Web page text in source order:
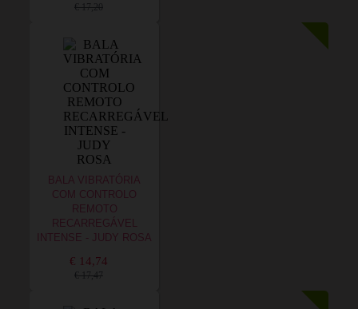
€ 17,20
BALA VIBRATÓRIA
COM CONTROLO
REMOTO
RECARREGÁVEL
INTENSE - JUDY ROSA
€ 14,74
€ 17,47